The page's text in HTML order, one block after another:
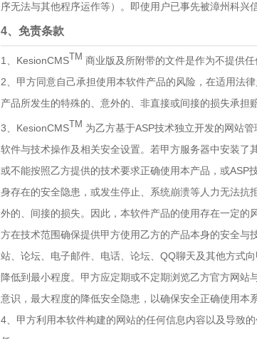
序无法与其他程序运作等）。即使用户已事先被漳州科兴
4、免责条款
1、KesionCMSTM 商业版及所附带的文件是作为不提供
2、甲方同意自己承担使用本软件产品的风险，在适用法
产品所发生的特殊的、意外的、非直接或间接的损失承担
3、KesionCMSTM 为乙方基于ASP技术独立开发的网站
软件与技术操作及相关安全设置。若甲方服务器中安装了
或不能按照乙方提供的技术要求正确使用本产品，或
身存在的安全隐患，或发生停止、系统崩溃等人力无法
外的、间接的损失。因此，本软件产品的使用存在一定
方在技术范围确保提供甲方使用乙方的产品本身的安全
站、论坛、电子邮件、电话、论坛、QQ聊天及其他方式
降低到最小程度。甲方应定期或不定期浏览乙方官方网
意识，最大程度的降低安全隐患，以确保安全正确使用本
4、甲方利用本软件构建的网站的任何信息内容以及导致